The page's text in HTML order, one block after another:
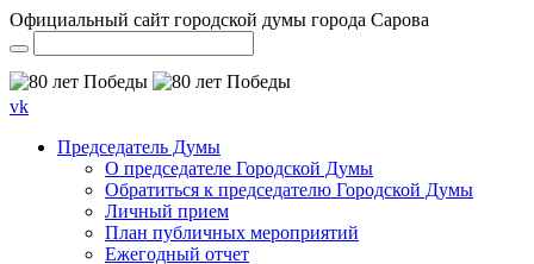
Официальный сайт городской думы города Сарова
vk
Председатель Думы
О председателе Городской Думы
Обратиться к председателю Городской Думы
Личный прием
План публичных мероприятий
Ежегодный отчет